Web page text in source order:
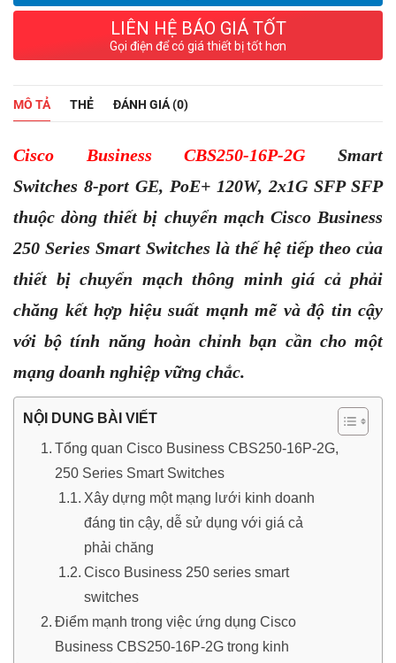
LIÊN HỆ BÁO GIÁ TỐT
Gọi điện để có giá thiết bị tốt hơn
MÔ TẢ THẺ ĐÁNH GIÁ (0)
Cisco BusinessCBS250-16P-2G
Smart
Switches 8-port GE, PoE+ 120W, 2x1G SFP SFP
thuộc dòng thiết bị chuyển mạch Cisco Business
250 Series Smart Switches là thế hệ tiếp theo của
thiết bị chuyển mạch thông minh giá cả phải
chăng kết hợp hiệu suất mạnh mẽ và độ tin cậy
với bộ tính năng hoàn chỉnh bạn cần cho một
mạng doanh nghiệp vững chắc.
NỘI DUNG BÀI VIẾT
Tổng quan Cisco Business CBS250-16P-2G,
250 Series Smart Switches
Xây dựng một mạng lưới kinh doanh
đáng tin cậy, dễ sử dụng với giá cả
phải chăng
Cisco Business 250 series smart
switches
Điểm mạnh trong việc ứng dụng Cisco
Business CBS250-16P-2G trong kinh